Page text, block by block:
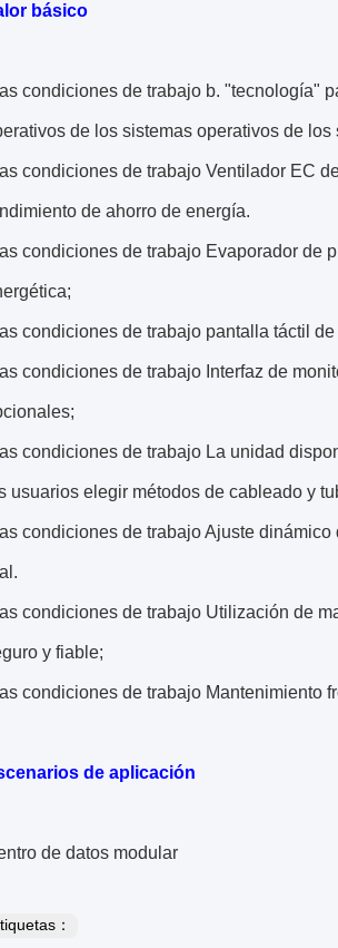
básico
condiciones de trabajo b. "tecnología"
de los sistemas operativos de
condiciones de trabajo Ventilador EC
de ahorro de energía.
condiciones de trabajo Evaporador de
condiciones de trabajo pantalla táctil
condiciones de trabajo Interfaz de
condiciones de trabajo La unidad
usuarios elegir métodos de cableado y
condiciones de trabajoAjuste dinámico
condiciones de trabajo Utilización de
y fiable;
condiciones de trabajo Mantenimiento
de aplicación
de datos modular
：